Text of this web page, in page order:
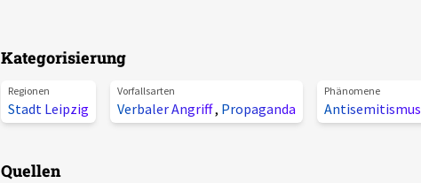
Kategorisierung
Regionen
Stadt Leipzig
Vorfallsarten
Verbaler Angriff, Propaganda
Phänomene
Antisemitismus
Quellen